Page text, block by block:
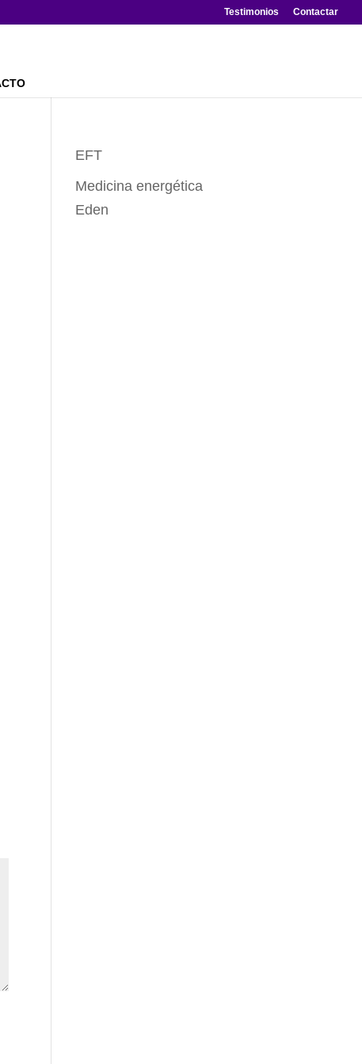
Testimonios Contactar
EFT
Medicina energética
Eden